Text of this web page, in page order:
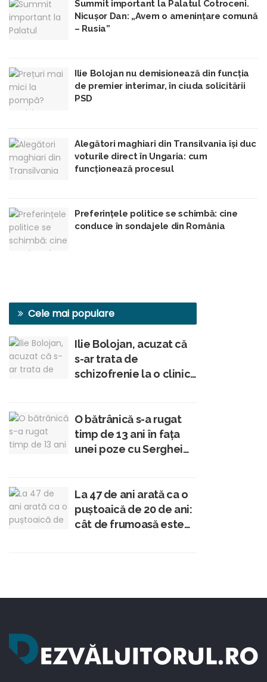
Summit important la Palatul Cotroceni.
Nicușor Dan: „Avem o amenințare comună
– Rusia”
Ilie Bolojan nu demisionează din funcția
de premier interimar, în ciuda solicitării
PSD
Alegători maghiari din Transilvania își duc
voturile direct în Ungaria: cum
funcționează procesul
Preferințele politice se schimbă: cine
conduce în sondajele din România
Cele mai populare
Ilie Bolojan, acuzat că
s-ar trata de
schizofrenie la o clinică
Române
O bătrânică s-a rugat
timp de 13 ani în fața
unei poze cu Serghei
Hristos!”
La 47 de ani arată ca o
puștoaică de 20 de ani:
cât de frumoasă este